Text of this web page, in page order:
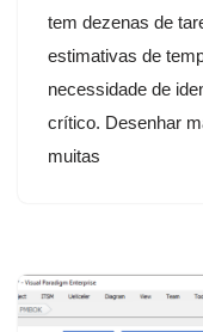
tem dezenas de
estimativas de
necessidade de
crítico. Desenhar
muitas